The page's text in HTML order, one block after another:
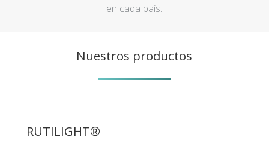
en cada país.
Nuestros productos
RUTILIGHT®